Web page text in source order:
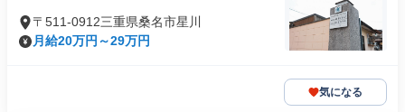
〒511-0912三重県桑名市星川
月給20万円～29万円
気になる